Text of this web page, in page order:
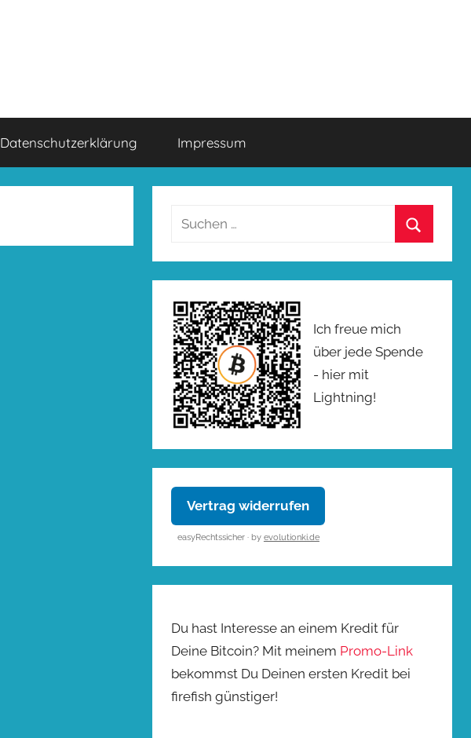
Datenschutzerklärung Impressum
Suchen
Ich freue mich
über jede Spende
- hier mit
Lightning!
Vertrag widerrufen
easyRechtssicher · by evolutionki.de
Du hast Interesse an einem Kredit für
Deine Bitcoin? Mit meinem Promo-Link
bekommst Du Deinen ersten Kredit bei
firefish günstiger!